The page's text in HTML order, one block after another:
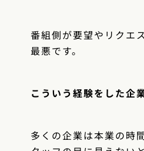
番組側が要望やリクエ
最悪です。
こういう経験をした企
多くの企業は本業の時